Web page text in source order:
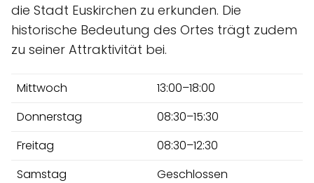
die Stadt Euskirchen zu erkunden. Die
historische Bedeutung des Ortes trägt zudem
zu seiner Attraktivität bei.
Mittwoch
13:00–18:00
Donnerstag
08:30–15:30
Freitag
08:30–12:30
Samstag
Geschlossen